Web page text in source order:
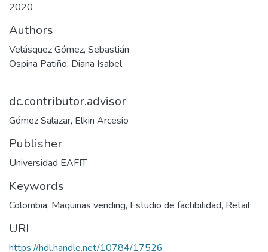
2020
Authors
Velásquez Gómez, Sebastián
Ospina Patiño, Diana Isabel
dc.contributor.advisor
Gómez Salazar, Elkin Arcesio
Publisher
Universidad EAFIT
Keywords
Colombia, Maquinas vending, Estudio de factibilidad, Retail
URI
https://hdl.handle.net/10784/17526